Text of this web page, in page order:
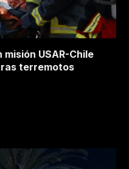
USAR-Chile
terremotos